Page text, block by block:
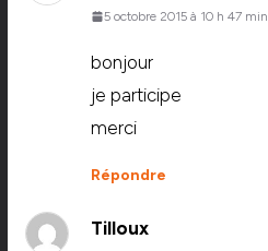
5 octobre 2015 à 10 h 47 min
bonjour
je participe
merci
Répondre
Tilloux